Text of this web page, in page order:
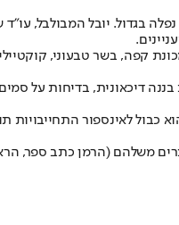
בגדול. יובל המבולבל, עו"ד
קפה, בשר טבעוני,
דיכאונית, בדיחות על
לאינספור התחייבויות
משלהם (הרמן כתב ספר,